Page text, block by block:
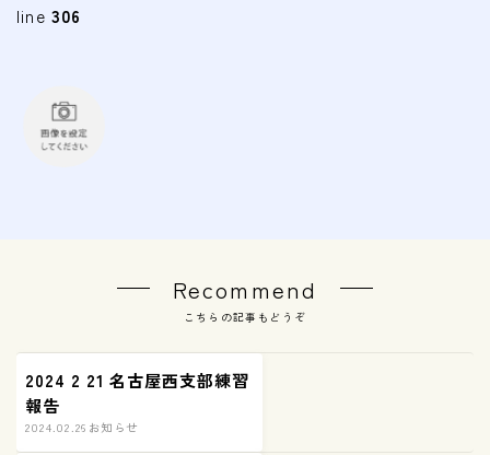
line 306
Recommend
こちらの記事もどうぞ
2024 2 21 名古屋西支部練習
報告
2024.02.26 お知らせ